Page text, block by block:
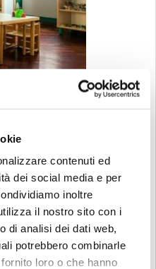
contenuti ed
dei social media e per
inoltre
il nostro sito con i
di analisi dei dati web,
potrebbero combinarle
loro o che hanno